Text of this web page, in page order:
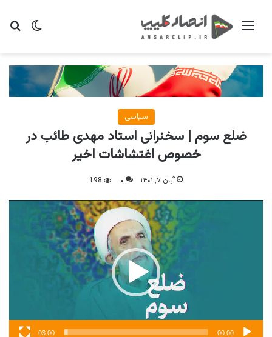
تغییر منو
سیاسی
ضلع سوم | سخنرانی استاد مهدی طائب در
خصوص اغتشاشات اخیر
آبان ۷, ۱۴۰۱ ۰ 198
نمایشگر
00:00
03:00